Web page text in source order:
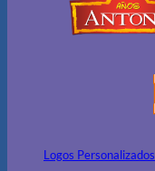
Logos Personalizados